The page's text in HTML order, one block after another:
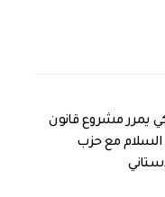
يمرر مشروع قانون
مع حزب